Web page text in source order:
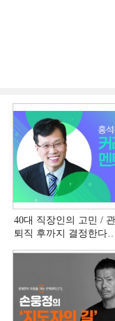
40대 직장인의 고민 /
퇴직 후까지 결정한다